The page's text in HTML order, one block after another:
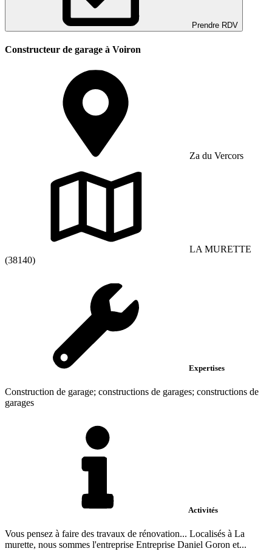
Prendre RDV
Constructeur de garage à Voiron
Za du Vercors
LA MURETTE
(38140)
Expertises
Construction de garage; constructions de garages; constructions de
garages
Activités
Vous pensez à faire des travaux de rénovation... Localisés à La
murette, nous sommes l'entreprise Entreprise Daniel Goron et...